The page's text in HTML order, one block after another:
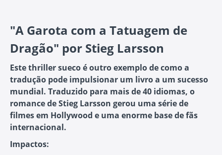
"A Garota com a Tatuagem de
Dragão" por Stieg Larsson
Este thriller sueco é outro exemplo de como a
tradução pode impulsionar um livro a um sucesso
mundial. Traduzido para mais de 40 idiomas, o
romance de Stieg Larsson gerou uma série de
filmes em Hollywood e uma enorme base de fãs
internacional.
Impactos: